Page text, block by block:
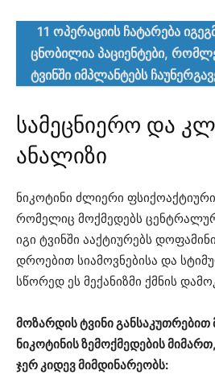
11 ოპერაციის ჩატარება
ცნობილია პაციენტები,
ტვინში იმპლანტებს
სამეცნიერო და
ანალიზი
ნიკოტინი ძლიერი
რომელიც მოქმედებს
იგი ტვინში ააქტიურებს
დროებით სიამოვნებისა და
სწორედ ეს მექანიზმი ქმნის
მოზარდის ტვინი განსაკუთრებით
ნიკოტინის ზემოქმედების
ჯერ კიდევ მიმდინარეობს: